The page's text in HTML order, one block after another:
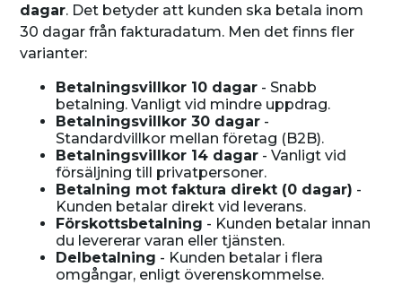
dagar. Det betyder att kunden ska betala inom
30 dagar från fakturadatum. Men det finns fler
varianter:
Betalningsvillkor 10 dagar - Snabb
betalning. Vanligt vid mindre uppdrag.
Betalningsvillkor 30 dagar -
Standardvillkor mellan företag (B2B).
Betalningsvillkor 14 dagar - Vanligt vid
försäljning till privatpersoner.
Betalning mot faktura direkt (0 dagar) -
Kunden betalar direkt vid leverans.
Förskottsbetalning - Kunden betalar innan
du levererar varan eller tjänsten.
Delbetalning - Kunden betalar i flera
omgångar, enligt överenskommelse.